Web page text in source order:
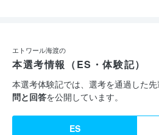
エトワール海渡の
本選考情報（ES・体験記）
本選考体験記では、選考を通過した
問と回答を公開しています。
ES